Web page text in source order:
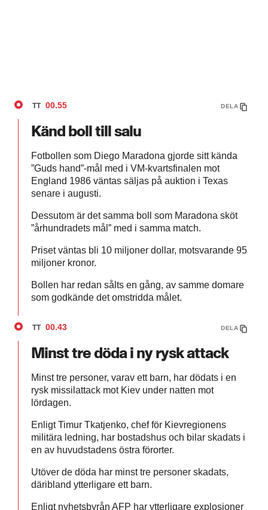
TT 00.55 DELA
Känd boll till salu
Fotbollen som Diego Maradona gjorde sitt kända
”Guds hand”-mål med i VM-kvartsfinalen mot
England 1986 väntas säljas på auktion i Texas
senare i augusti.
Dessutom är det samma boll som Maradona sköt
”århundradets mål” med i samma match.
Priset väntas bli 10 miljoner dollar, motsvarande 95
miljoner kronor.
Bollen har redan sålts en gång, av samme domare
som godkände det omstridda målet.
TT 00.43 DELA
Minst tre döda i ny rysk attack
Minst tre personer, varav ett barn, har dödats i en
rysk missilattack mot Kiev under natten mot
lördagen.
Enligt Timur Tkatjenko, chef för Kievregionens
militära ledning, har bostadshus och bilar skadats i
en av huvudstadens östra förorter.
Utöver de döda har minst tre personer skadats,
däribland ytterligare ett barn.
Enligt nyhetsbyrån AFP har ytterligare explosioner